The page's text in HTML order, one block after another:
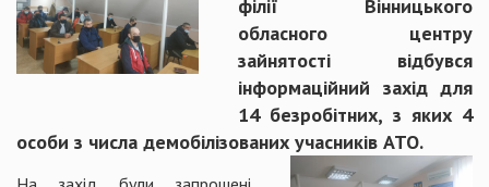
філії Вінницького
обласного центру
зайнятості відбувся
інформаційний захід для
14 безробітних, з яких 4
особи з числа демобілізованих учасників АТО.